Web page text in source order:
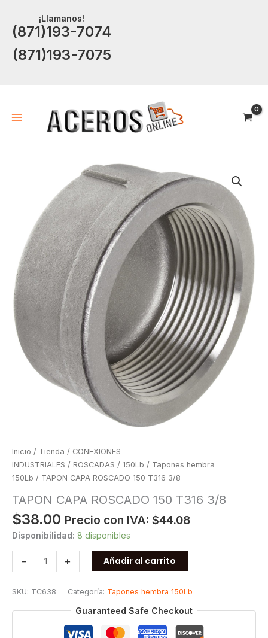
contenido
¡Llamanos!
(871)193-7074
(871)193-7075
Inicio / Tienda / CONEXIONES
INDUSTRIALES / ROSCADAS / 150Lb / Tapones hembra
150Lb / TAPON CAPA ROSCADO 150 T316 3/8
TAPON CAPA ROSCADO 150 T316 3/8
$38.00 Precio con IVA: $44.08
Disponibilidad: 8 disponibles
-
CAPA
ROSCADO
150
T316
+ Añadir al carrito
SKU: TC638 Categoría: Tapones hembra 150Lb
Guaranteed Safe Checkout